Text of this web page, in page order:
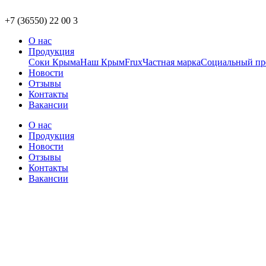
+7 (36550) 22 00 3
О нас
Продукция
Соки КрымаНаш КрымFruxЧастная маркаСоциальный
Новости
Отзывы
Контакты
Вакансии
О нас
Продукция
Новости
Отзывы
Контакты
Вакансии